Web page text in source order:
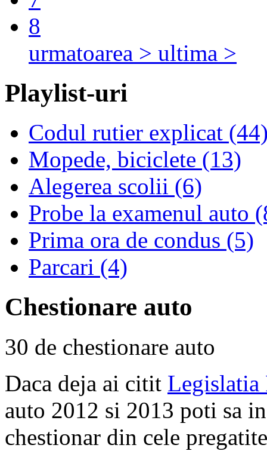
8
urmatoarea > ultima >
Playlist-uri
Codul rutier explicat
Mopede, biciclete (13)
Alegerea scolii (6)
Probe la examenul auto
Prima ora de condus (5)
Parcari (4)
Chestionare auto
30 de chestionare auto
Daca deja ai citit Legislatia
auto 2012 si 2013 poti sa
chestionar din cele